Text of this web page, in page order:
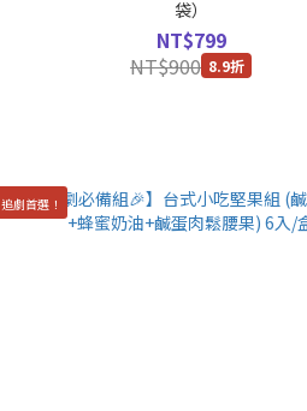
袋）
NT$799
NT$900 8.9折
追劇首選！